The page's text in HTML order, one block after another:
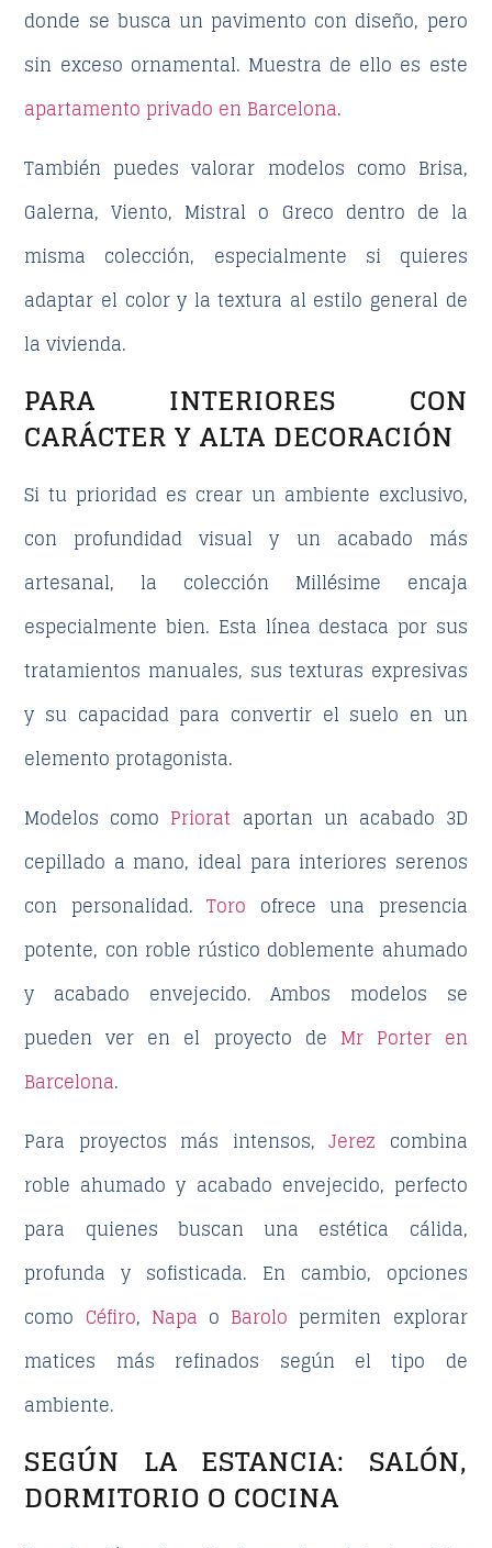
donde se busca un pavimento con diseño, pero
sin exceso ornamental. Muestra de ello es este
apartamento privado en Barcelona.
También puedes valorar modelos como Brisa,
Galerna, Viento, Mistral o Greco dentro de la
misma colección, especialmente si quieres
adaptar el color y la textura al estilo general de
la vivienda.
PARA INTERIORES CON
CARÁCTER Y ALTA DECORACIÓN
Si tu prioridad es crear un ambiente exclusivo,
con profundidad visual y un acabado más
artesanal, la colección Millésime encaja
especialmente bien. Esta línea destaca por sus
tratamientos manuales, sus texturas expresivas
y su capacidad para convertir el suelo en un
elemento protagonista.
Modelos como Priorat aportan un acabado 3D
cepillado a mano, ideal para interiores serenos
con personalidad.Toro ofrece una presencia
potente, con roble rústico doblemente ahumado
y acabado envejecido. Ambos modelos se
pueden ver en el proyecto de Mr Porter en
Barcelona.
Para proyectos más intensos,Jerez combina
roble ahumado y acabado envejecido, perfecto
para quienes buscan una estética cálida,
profunda y sofisticada. En cambio, opciones
como Céfiro, Napa o Barolo permiten explorar
matices más refinados según el tipo de
ambiente.
SEGÚN LA ESTANCIA: SALÓN,
DORMITORIO O COCINA